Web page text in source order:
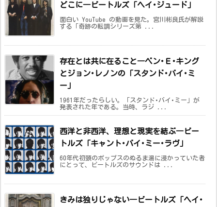
どこに―ビートルズ「ヘイ･ジュード」
面白い YouTube の動画を見た。宮川彬良氏が解説
する「奇跡の転調シリーズ第 ...
存在とは共に在ること―ベン･Ｅ･キング
とジョン･レノンの「スタンド･バイ･ミ
ー」
1961年だったらしい。「スタンド･バイ･ミー」が
発表された年である。当時、ラジ ...
西洋と非西洋、理想と現実を結ぶ―ビー
トルズ「キャント･バイ･ミー･ラヴ」
60年代初頭のポップスのぬるま湯に浸かっていた者
にとって、ビートルズのサウンドは ...
きみは独りじゃない―ビートルズ「ヘイ･